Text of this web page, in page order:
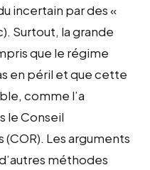
incertain par des «
Surtout, la grande
que le régime
en péril et que cette
comme l’a
le Conseil
Les arguments
méthodes